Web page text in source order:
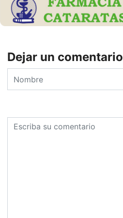
Dejar un comentario